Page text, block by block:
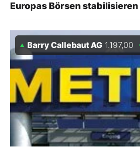
Europas Börsen
Barry Callebaut AG 1.197,00